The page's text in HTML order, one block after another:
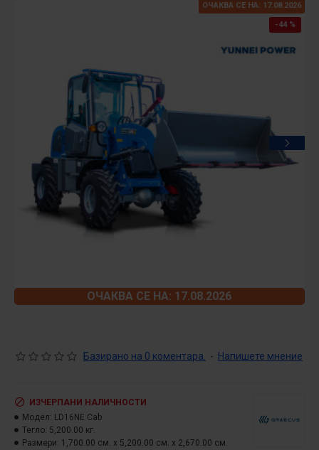
-44 %
ОЧАКВА СЕ НА: 17.08.2026
ОЧАКВА СЕ НА: 17.08.2026
Базирано на 0 коментара. - Напишете мнение
ИЗЧЕРПАНИ НАЛИЧНОСТИ
Модел: LD16NE Cab
Тегло: 5,200.00 кг.
Размери: 1,700.00 см. x 5,200.00 см. x 2,670.00 см.